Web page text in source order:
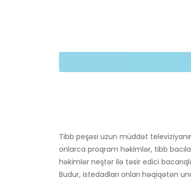
Tibb peşəsi uzun müddət
onlarca proqram həkimlər, tibb
həkimlər neştər ilə təsir edici
Budur, istedadları onları həqiqətən